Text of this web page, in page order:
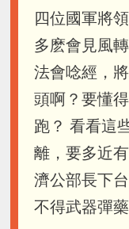
四位國軍將
多麽會見風
法會唸經，
頭啊？要懂
跑？ 看看這
離，要多近
濟公部長下
不得武器彈